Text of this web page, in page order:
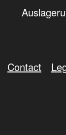
Contact